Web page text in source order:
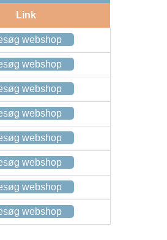
Link
webshop
webshop
webshop
webshop
webshop
webshop
webshop
webshop